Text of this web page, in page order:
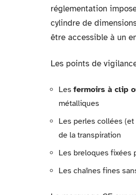
réglementation
cylindre de
être accessible à un
Les points de
Les fermoirs à clip
métalliques
Les perles collées
de la transpiration
Les breloques fixées
Les chaînes fines